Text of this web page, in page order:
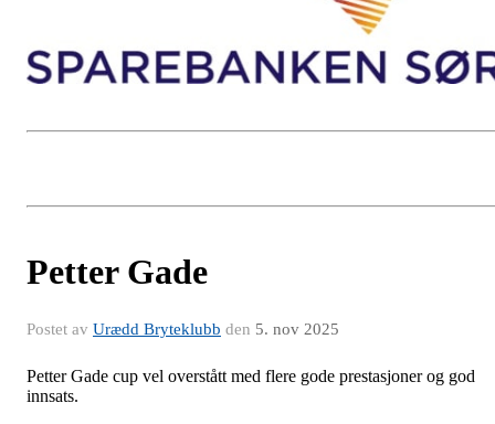
Petter Gade
Postet av Urædd Bryteklubb den 5. nov 2025
Petter Gade cup vel overstått med flere gode prestasjoner og god
innsats.